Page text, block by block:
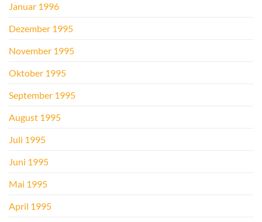
Januar 1996
Dezember 1995
November 1995
Oktober 1995
September 1995
August 1995
Juli 1995
Juni 1995
Mai 1995
April 1995